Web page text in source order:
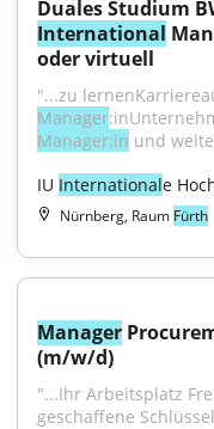
International
oder virtuell
"...zu
Manager
Manager:in und
IU Internationale
Nürnberg, Raum Fürth
Manager
(m/w/d)
"...Ihr Arbeitsplatz
geschaffene